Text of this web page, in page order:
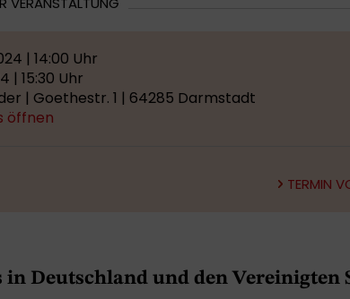
| 14:00 Uhr
| 15:30 Uhr
| Goethestr. 1 | 64285 Darmstadt
öffnen
TERMIN
Deutschland und den Vereinigten